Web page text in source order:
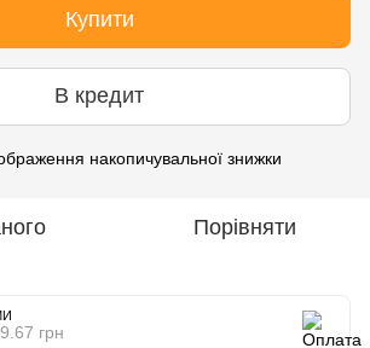
Купити
В кредит
накопичувальної знижки
Порівняти
грн